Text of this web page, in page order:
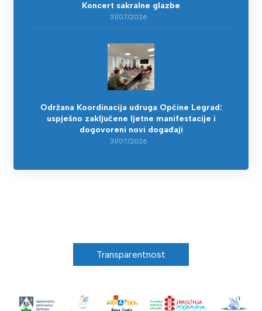
Koncert sakralne glazbe
31/07/2026
Održana Koordinacija udruga Općine Legrad:
uspješno zaključene ljetne manifestacije i
dogovoreni novi događaji
31/07/2026
Transparentnost